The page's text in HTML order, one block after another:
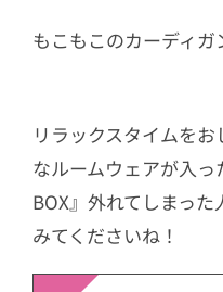
もこもこのカーディガ
リラックスタイムを
なルームウェアが入っ
BOX』外れてしまっ
みてくださいね！